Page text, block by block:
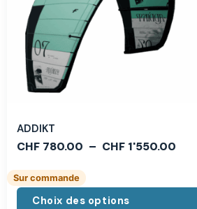
ADDIKT
CHF 780.00 – CHF 1'550.00
Sur commande
Choix des options